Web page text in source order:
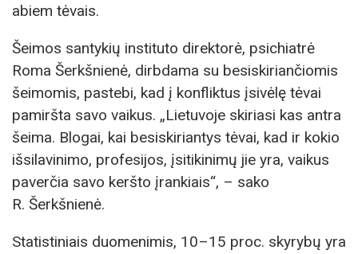
abiem tėvais.
Šeimos santykių instituto direktorė, psichiatrė
Roma Šerkšnienė, dirbdama su besiskiriančiomis
šeimomis, pastebi, kad į konfliktus įsivėlę tėvai
pamiršta savo vaikus. „Lietuvoje skiriasi kas antra
šeima. Blogai, kai besiskiriantys tėvai, kad ir kokio
išsilavinimo, profesijos, įsitikinimų jie yra, vaikus
paverčia savo keršto įrankiais“, – sako
R. Šerkšnienė.
Statistiniais duomenimis, 10–15 proc. skyrybų yra